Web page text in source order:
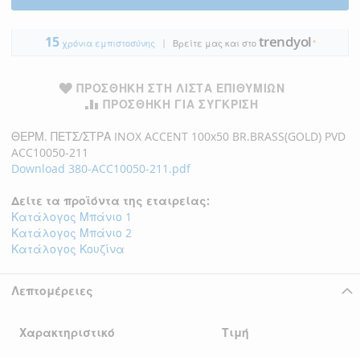
15χρόνια εμπιστοσύνης | Βρείτε μας και στο trendyol ●
ΠΡΟΣΘΉΚΗ ΣΤΗ ΛΊΣΤΑ ΕΠΙΘΥΜΙΏΝ
ΠΡΟΣΘΉΚΗ ΓΙΑ ΣΎΓΚΡΙΣΗ
ΘΕΡΜ. ΠΕΤΣ/ΣΤΡΑ INOX ACCENT 100x50 BR.BRASS(GOLD) PVD
ACC10050-211
Download 380-ACC10050-211.pdf
Δείτε τα προϊόντα της εταιρείας:
Κατάλογος Μπάνιο 1
Κατάλογος Μπάνιο 2
Κατάλογος Κουζίνα
Λεπτομέρειες
Χαρακτηριστικό Τιμή